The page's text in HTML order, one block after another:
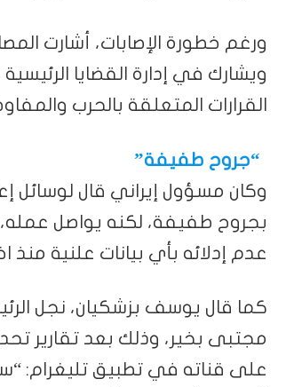
ورغم خطورة الإصابات، أشارت
ويشارك في إدارة القضايا
القرارات المتعلقة بالحرب
“جروح طفيفة”
وكان مسؤول إيراني قال لوسائل
بجروح طفيفة، لكنه يواصل
عدم إدلائه بأي بيانات علنية منذ
كما قال يوسف بزشكيان، نجل
مجتبى بخير، وذلك بعد تقارير
على قناته في تطبيق تليغرام: